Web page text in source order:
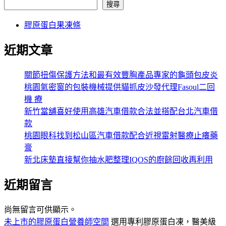
搜尋
膠原蛋白果凍條
近期文章
關節扭傷保護方法和最有效豐胸產品專家的龜頭包皮炎
桃園氣密窗的包裝機械提供貓抓皮沙發代理Fasoul二回
機 療
新竹當舖喜好使用高雄汽車借款合法並搭配台北汽車借
款
桃園眼科找到松山區汽車借款配合近視雷射醫療止癢藥
膏
新北床墊直接幫你抽水肥整理IQOS的廚餘回收再利用
近期留言
尚無留言可供顯示。
未上市的膠原蛋白營養師空間 選用專利膠原蛋白凍，醫美級